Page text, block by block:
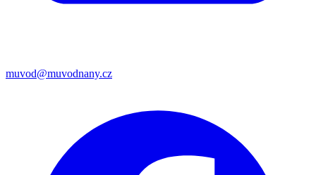
muvod@muvodnany.cz